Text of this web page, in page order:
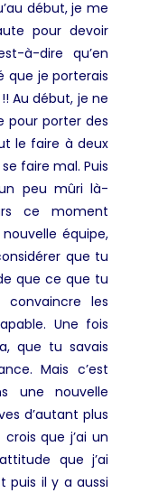
début, je me
pour devoir
à-dire qu’en
que je porterais
Au début, je ne
pour porter des
le faire à deux
faire mal. Puis
peu mûri là-
ce moment
équipe,
que tu
que ce que tu
les
Une fois
que tu savais
Mais c’est
une nouvelle
d’autant plus
que j’ai un
que j’ai
puis il y a aussi